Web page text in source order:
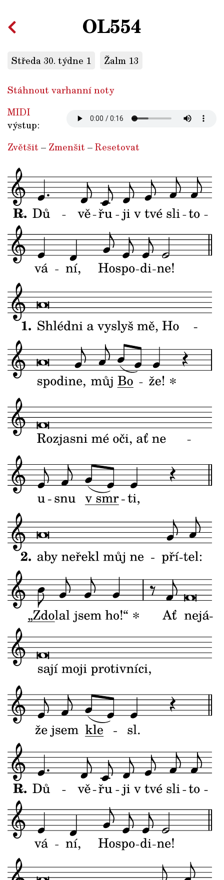
OL554
Středa 30. týdne 1 Žalm 13
Stáhnout varhanní noty
MIDI
výstup:
Zvětšit – Zmenšit –Resetovat